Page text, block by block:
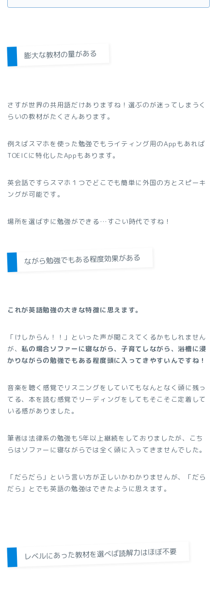
膨大な教材の量がある
さすが世界の共用語だけありますね！選ぶのが迷ってしまうく
らいの教材がたくさんあります。
例えばスマホを使った勉強でもライティング用のAppもあれば
TOEICに特化したAppもあります。
英会話ですらスマホ１つでどこでも簡単に外国の方とスピーキ
ングが可能です。
場所を選ばずに勉強ができる…すごい時代ですね！
ながら勉強でもある程度効果がある
これが英語勉強の大きな特徴に思えます。
「けしからん！！」といった声が聞こえてくるかもしれません
が、 私の場合ソファーに寝ながら、子育てしながら、浴槽に浸
かりながらの勉強でもある程度頭に入ってきやすいんですね！
音楽を聴く感覚でリスニングをしていてもなんとなく頭に残っ
てる、本を読む感覚でリーディングをしてもそこそこ定着して
いる感がありました。
筆者は法律系の勉強も5年以上継続をしておりましたが、こち
らはソファーに寝ながらでは全く頭に入ってきませんでした。
「だらだら」という言い方が正しいかわかりませんが、「だら
だら」とでも英語の勉強はできたように思えます。
レベルにあった教材を選べば読解力はほぼ不要